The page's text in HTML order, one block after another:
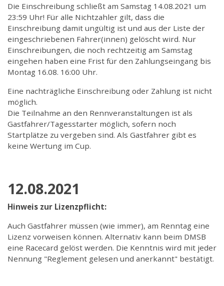
Die Einschreibung schließt am Samstag 14.08.2021 um
23:59 Uhr! Für alle Nichtzahler gilt, dass die
Einschreibung damit ungültig ist und aus der Liste der
eingeschriebenen Fahrer(innen) gelöscht wird. Nur
Einschreibungen, die noch rechtzeitig am Samstag
eingehen haben eine Frist für den Zahlungseingang bis
Montag 16.08. 16:00 Uhr.
Eine nachträgliche Einschreibung oder Zahlung ist nicht
möglich.
Die Teilnahme an den Rennveranstaltungen ist als
Gastfahrer/Tagesstarter möglich, sofern noch
Startplätze zu vergeben sind. Als Gastfahrer gibt es
keine Wertung im Cup.
12.08.2021
Hinweis zur Lizenzpflicht:
Auch Gastfahrer müssen (wie immer), am Renntag eine
Lizenz vorweisen können. Alternativ kann beim DMSB
eine Racecard gelöst werden. Die Kenntnis wird mit jeder
Nennung "Reglement gelesen und anerkannt" bestätigt.